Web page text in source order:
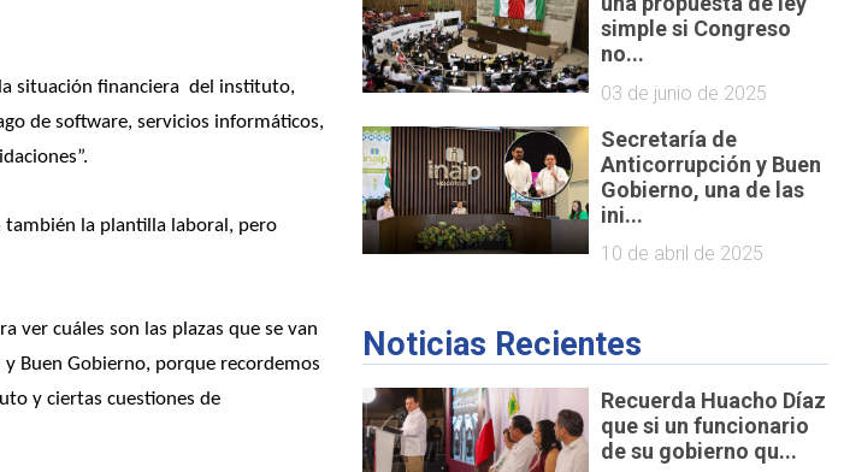
situación financiera  del instituto,
de software, servicios informáticos,
también la plantilla laboral, pero
ver cuáles son las plazas que se van
Buen Gobierno, porque recordemos
y ciertas cuestiones de
simple si Congreso
no...
03 de junio de 2025
Secretaría de
Anticorrupción y Buen
Gobierno, una de las
ini...
10 de abril de 2025
Noticias Recientes
Recuerda Huacho Díaz
que si un funcionario
de su gobierno qu...